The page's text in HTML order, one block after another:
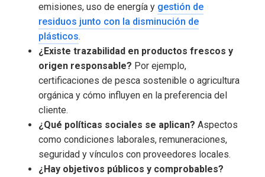
emisiones, uso de energía y gestión de
residuos junto con la disminución de
plásticos.
¿Existe trazabilidad en productos frescos y
origen responsable? Por ejemplo,
certificaciones de pesca sostenible o agricultura
orgánica y cómo influyen en la preferencia del
cliente.
¿Qué políticas sociales se aplican? Aspectos
como condiciones laborales, remuneraciones,
seguridad y vínculos con proveedores locales.
¿Hay objetivos públicos y comprobables?